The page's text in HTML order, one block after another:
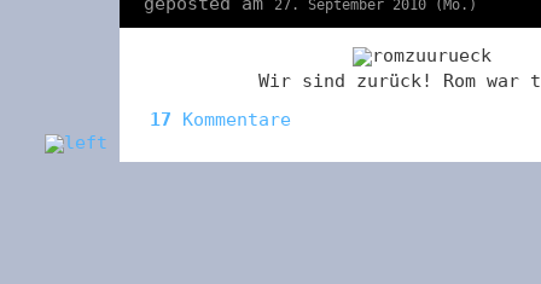
27. September 2010 (Mo.)
Wir sind zurück! Rom war
17 Kommentare